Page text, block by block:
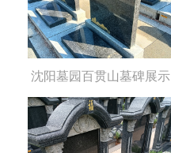
沈阳墓园百贯山墓碑展示